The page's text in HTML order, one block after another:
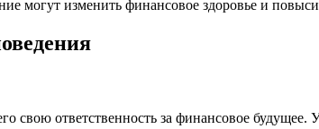
свою ответственность за финансовое